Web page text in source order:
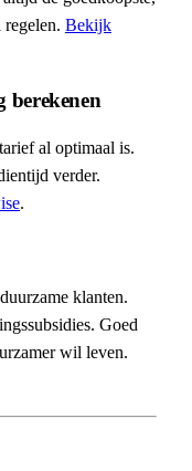
Bekijk
berekenen
al optimaal is.
verder.
.
klanten.
Goed
wil leven.